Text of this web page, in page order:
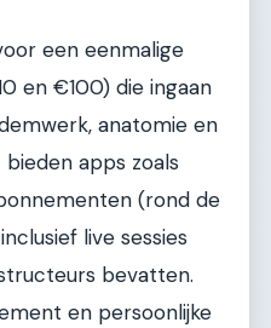
een eenmalige
en €100) die ingaan
anatomie en
apps zoals
(rond de
live sessies
bevatten.
en persoonlijke